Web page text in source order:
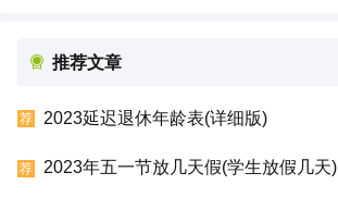
推荐文章
荐 2023延迟退休年龄表(详细版)
荐 2023年五一节放几天假(学生放假几天)